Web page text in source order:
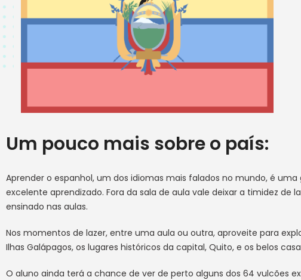
Um pouco mais sobre o país:
Aprender o espanhol, um dos idiomas mais falados no mundo, é
excelente aprendizado. Fora da sala de aula vale deixar a timidez
ensinado nas aulas.
Nos momentos de lazer, entre uma aula ou outra, aproveite para
Ilhas Galápagos, os lugares históricos da capital, Quito, e os belos
O aluno ainda terá a chance de ver de perto alguns dos 64 vulcões